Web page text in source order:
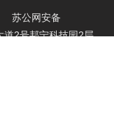
苏公网安备
2号邦宁科技园2层